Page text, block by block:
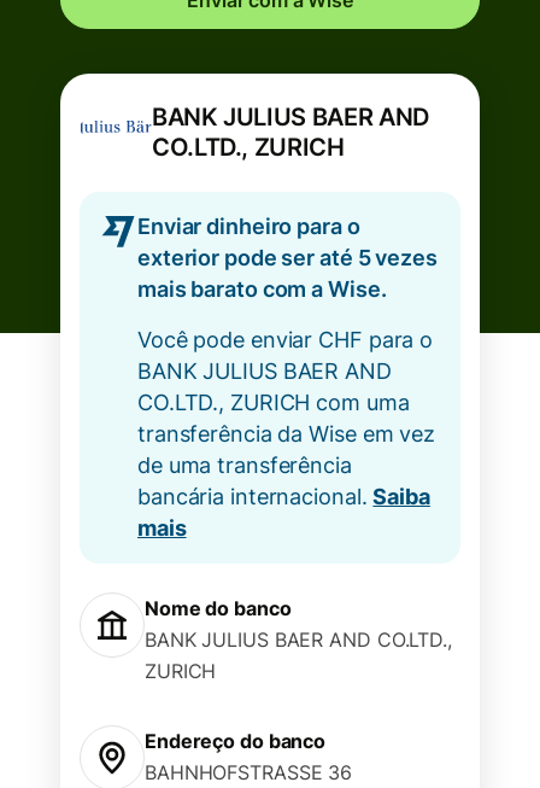
BANK JULIUS BAER AND
CO.LTD., ZURICH
Enviar dinheiro para o
exterior pode ser até 5 vezes
mais barato com a Wise.
Você pode enviar CHF para o
BANK JULIUS BAER AND
CO.LTD., ZURICH com uma
transferência da Wise em vez
de uma transferência
bancária internacional.Saiba
mais
Nome do banco
BANK JULIUS BAER AND CO.LTD.,
ZURICH
Endereço do banco
BAHNHOFSTRASSE 36